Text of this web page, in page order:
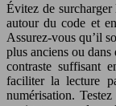
Évitez de surcharger
autour du code et
Assurez-vous qu’il
plus anciens ou
contraste suffisant
faciliter la lecture
numérisation.